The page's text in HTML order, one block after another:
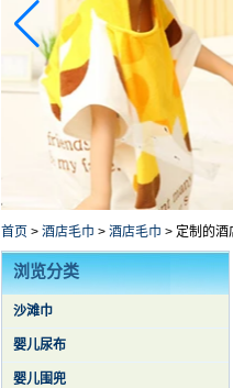
超细纤维毛巾L
婴儿连帽毛巾L
朝拜巾L
L
瑜伽毛巾L
浴衣L
库存毛巾L
其他毛巾L
蚕丝被L
首页 > 酒店毛巾 > 酒店毛巾 > 定制的酒
浏览分类
沙滩巾
婴儿尿布
婴儿围兜